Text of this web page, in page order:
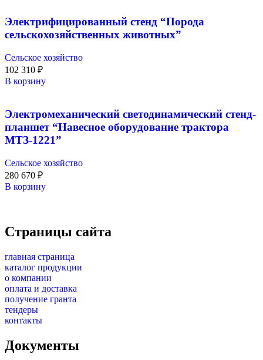
Электрифицированный стенд “Порода
сельскохозяйственных животных”
Сельское хозяйство
102 310 ₽
В корзину
Электромеханический светодинамический стенд-
планшет “Навесное оборудование трактора
МТЗ-1221”
Сельское хозяйство
280 670 ₽
В корзину
Страницы сайта
главная страница
каталог продукции
о компании
оплата и доставка
получение гранта
тендеры
контакты
Документы